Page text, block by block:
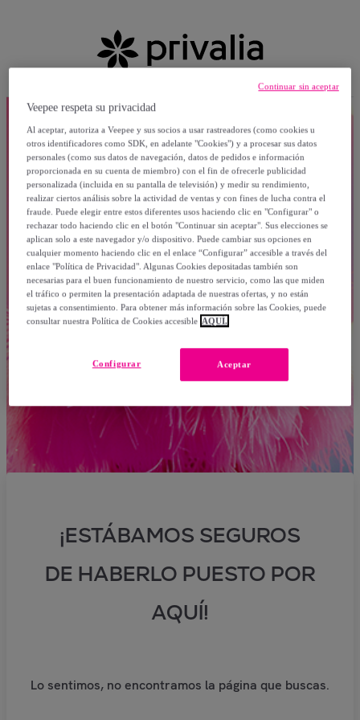
¡ESTÁBAMOS SEGUROS
DE HABERLO PUESTO POR
AQUÍ!
Lo sentimos, no encontramos la página que buscas.
Veepee respeta su privacidad
Al aceptar, autoriza a Veepee y sus socios a usar rastreadores (como cookies u
otros identificadores como SDK, en adelante "Cookies") y a procesar sus datos
personales (como sus datos de navegación, datos de pedidos e información
proporcionada en su cuenta de miembro) con el fin de ofrecerle publicidad
personalizada (incluida en su pantalla de televisión) y medir su rendimiento,
realizar ciertos análisis sobre la actividad de ventas y con fines de lucha contra el
fraude. Puede elegir entre estos diferentes usos haciendo clic en "Configurar" o
rechazar todo haciendo clic en el botón "Continuar sin aceptar". Sus elecciones se
aplican solo a este navegador y/o dispositivo. Puede cambiar sus opciones en
cualquier momento haciendo clic en el enlace “Configurar” accesible a través del
enlace "Política de Privacidad". Algunas Cookies depositadas también son
necesarias para el buen funcionamiento de nuestro servicio, como las que miden
el tráfico o permiten la presentación adaptada de nuestras ofertas, y no están
sujetas a consentimiento. Para obtener más información sobre las Cookies, puede
consultar nuestra Política de Cookies accesible AQUÍ.
Aceptar
Configurar
Continuar sin aceptar